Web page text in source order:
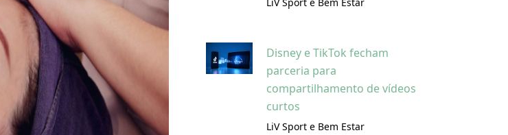
Disney e TikTok fecham
parceria para
compartilhamento de vídeos
curtos
LiV Sport e Bem Estar